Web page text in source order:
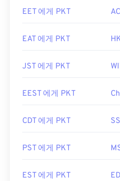
EET 에게 PKT
EAT 에게 PKT
JST 에게 PKT
EEST 에게 PKT
CDT 에게 PKT
PST 에게 PKT
EST 에게 PKT